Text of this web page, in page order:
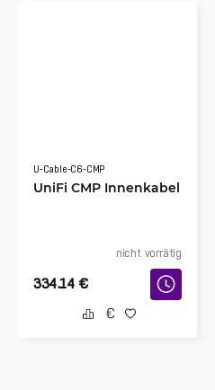
U-Cable-C6-CMP
UniFi CMP Innenkabel
nicht vorrätig
334.14 €